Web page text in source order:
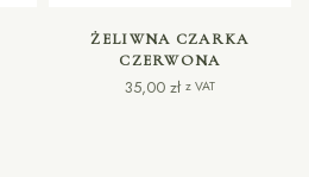
DODAJ DO KOSZYKA
ŻELIWNA CZARKA
CZERWONA
35,00 zł z VAT